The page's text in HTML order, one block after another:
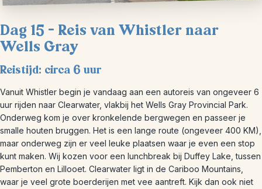
Dag 15 – Reis van Whistler naar
Wells Gray
Reistijd: circa 6 uur
Vanuit Whistler begin je vandaag aan een autoreis van ongeveer 6
uur rijden naar Clearwater, vlakbij het Wells Gray Provincial Park.
Onderweg kom je over kronkelende bergwegen en passeer je
smalle houten bruggen. Het is een lange route (ongeveer 400 KM),
maar onderweg zijn er veel leuke plaatsen waar je even een stop
kunt maken. Wij kozen voor een lunchbreak bij Duffey Lake, tussen
Pemberton en Lillooet. Clearwater ligt in de Cariboo Mountains,
waar je veel grote boerderijen met vee aantreft. Kijk dan ook niet